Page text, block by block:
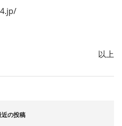
以上
近の投稿